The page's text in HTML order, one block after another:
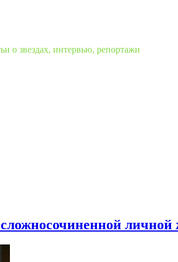
о звездах, интервью, репортажи
сложносочиненной